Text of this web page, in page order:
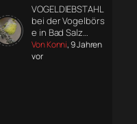
VOGELDIEBSTAHL
bei der Vogelbörs
e in Bad Salz…
Von Konni, 9 Jahren
vor